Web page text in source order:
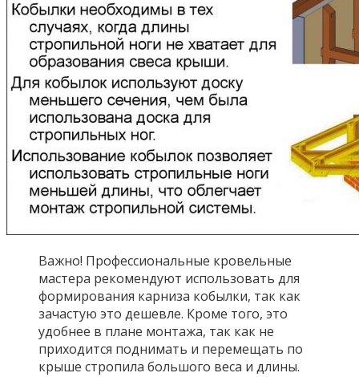
Важно! Профессиональные кровельные
мастера рекомендуют использовать для
формирования карниза кобылки, так как
зачастую это дешевле. Кроме того, это
удобнее в плане монтажа, так как не
приходится поднимать и перемещать по
крыше стропила большого веса и длины.